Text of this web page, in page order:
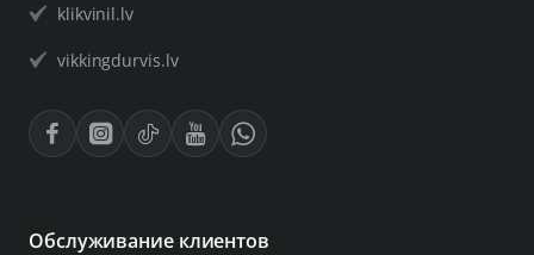
klikvinil.lv
vikkingdurvis.lv
Обслуживание клиентов